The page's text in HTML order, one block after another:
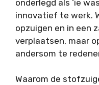
onderlegd als ‘ie
innovatief te werk.
opzuigen en in een
verplaatsen, maar
andersom te
Waarom de